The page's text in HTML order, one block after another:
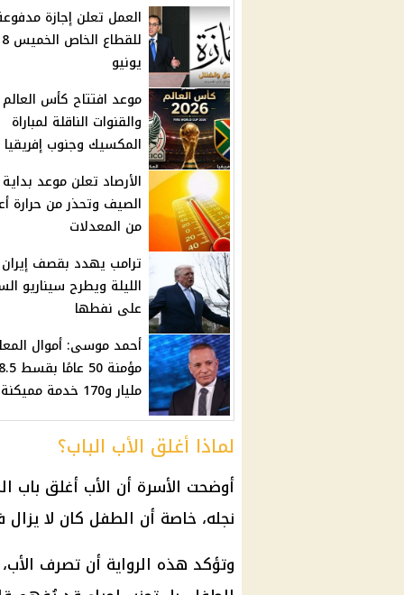
العمل تعلن إجازة
للقطاع
يونيو
والقنوات الناقلة لمباراة
المكسيك وجنوب إفريقيا
الأرصاد تعلن موعد بداية
الصيف وتحذر من حرارة
من المعدلات
ترامب يهدد بقصف إيران
الليلة ويطرح سيناريو
على نفطها
أحمد موسى: أموال
مؤمنة 50
مليار و170 خدمة مميكنة
لماذا أغلق الأب الباب؟
أوضحت الأسرة أن الأب أغلق باب
نجله، خاصة أن الطفل كان لا
وتؤكد هذه الرواية أن تصرف